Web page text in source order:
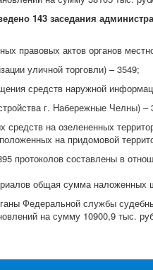
143 заседания
правовых актов органов
уличной торговли) – 3549;
средств наружной
г. Набережные Челны) –
средств на озелененных
на придомовой
протоколов составлены в
общая сумма
Федеральной службы
на сумму 10900,9 тыс.